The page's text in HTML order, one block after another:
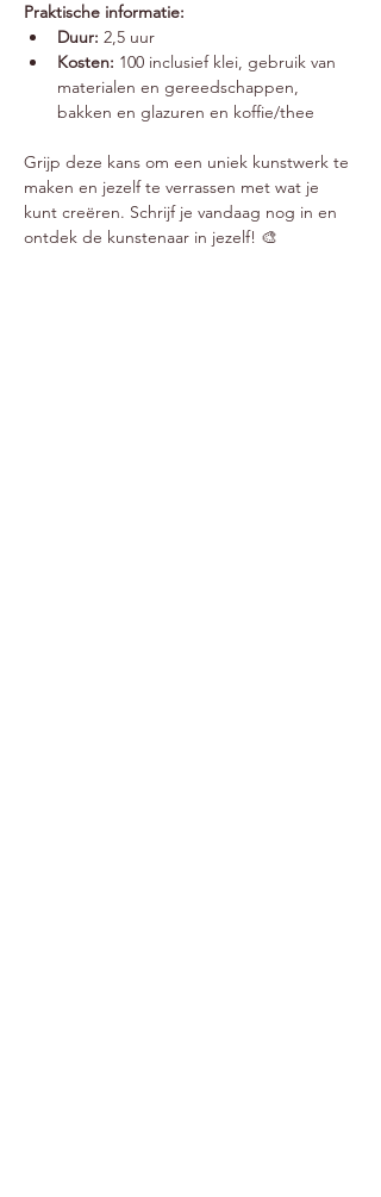
Praktische informatie:
Duur: 2,5 uur
Kosten: 100 inclusief klei, gebruik van
materialen en gereedschappen,
bakken en glazuren en koffie/thee
Grijp deze kans om een uniek kunstwerk te
maken en jezelf te verrassen met wat je
kunt creëren. Schrijf je vandaag nog in en
ontdek de kunstenaar in jezelf! 🎨